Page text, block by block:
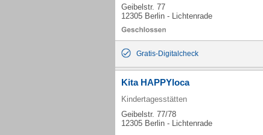
Geibelstr. 77
12305 Berlin - Lichtenrade
Gratis-Digitalcheck
Kita HAPPYloca
Kindertagesstätten
Geibelstr. 77/78
12305 Berlin - Lichtenrade